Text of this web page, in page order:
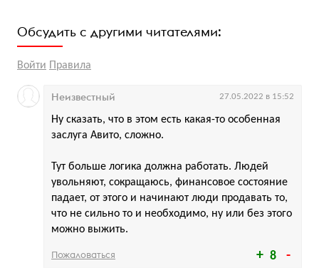
Обсудить с другими читателями:
Войти Правила
8
Ну сказать, что в этом есть какая-то особенная
заслуга Авито, сложно.
Тут больше логика должна работать. Людей
увольняют, сокращаюсь, финансовое состояние
падает, от этого и начинают люди продавать то,
что не сильно то и необходимо, ну или без этого
можно выжить.
Неизвестный 27.05.2022 в 15:52
Пожаловаться